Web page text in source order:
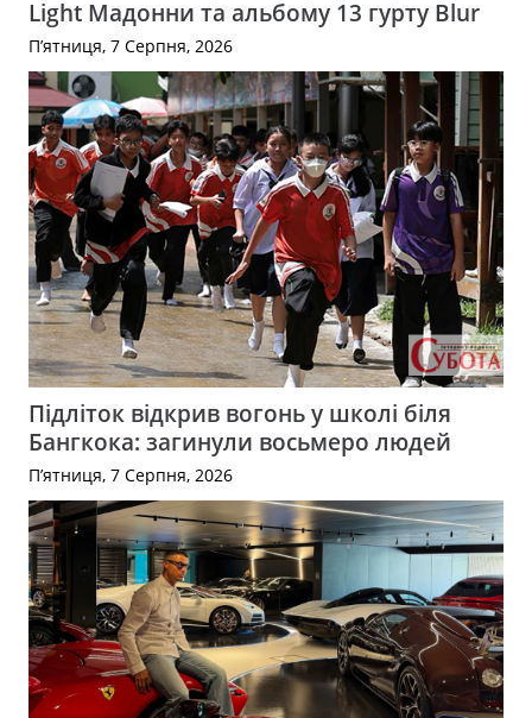
Light Мадонни та альбому 13 гурту Blur
П’ятниця, 7 Серпня, 2026
Підліток відкрив вогонь у школі біля
Бангкока: загинули восьмеро людей
П’ятниця, 7 Серпня, 2026